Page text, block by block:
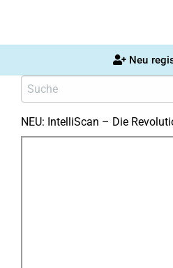
Neu
NEU: IntelliScan – Die